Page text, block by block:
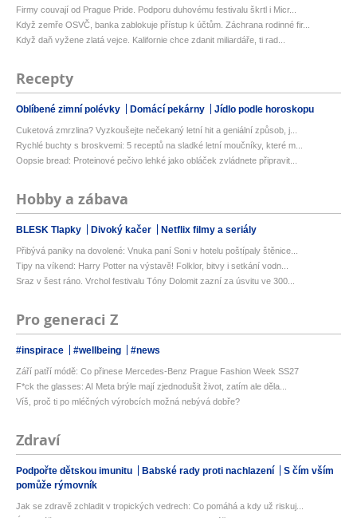
Firmy couvají od Prague Pride. Podporu duhovému festivalu škrtl i Micr...
Když zemře OSVČ, banka zablokuje přístup k účtům. Záchrana rodinné fir...
Když daň vyžene zlatá vejce. Kalifornie chce zdanit miliardáře, ti rad...
Recepty
Oblíbené zimní polévky Domácí pekárny Jídlo podle horoskopu
Cuketová zmrzlina? Vyzkoušejte nečekaný letní hit a geniální způsob, j...
Rychlé buchty s broskvemi: 5 receptů na sladké letní moučníky, které m...
Oopsie bread: Proteinové pečivo lehké jako obláček zvládnete připravit...
Hobby a zábava
BLESK Tlapky Divoký kačer Netflix filmy a seriály
Přibývá paniky na dovolené: Vnuka paní Soni v hotelu poštípaly štěnice...
Tipy na víkend: Harry Potter na výstavě! Folklor, bitvy i setkání vodn...
Sraz v šest ráno. Vrchol festivalu Tóny Dolomit zazní za úsvitu ve 300...
Pro generaci Z
#inspirace #wellbeing #news
Září patří módě: Co přinese Mercedes-Benz Prague Fashion Week SS27
F*ck the glasses: AI Meta brýle mají zjednodušit život, zatím ale děla...
Víš, proč ti po mléčných výrobcích možná nebývá dobře?
Zdraví
Podpořte dětskou imunitu Babské rady proti nachlazení
S čím vším
pomůže rýmovník
Jak se zdravě zchladit v tropických vedrech: Co pomáhá a kdy už riskuj...